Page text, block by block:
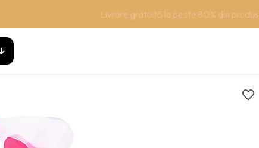
Support/Asistentă +40 (762) 615 627